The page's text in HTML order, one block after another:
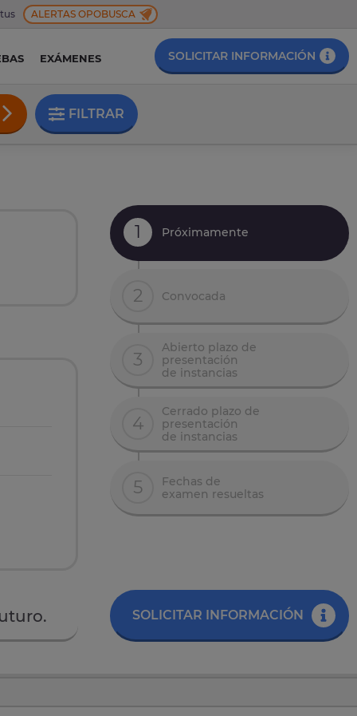
ALERTAS OPOBUSCA
EXÁMENES SOLICITAR INFORMACIÓN
FILTRAR
1 Próximamente
2 Convocada
3
Abierto plazo de
presentación
de instancias
4
Cerrado plazo de
presentación
de instancias
5
Fechas de
examen resueltas
SOLICITAR INFORMACIÓN